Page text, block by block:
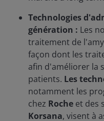
Technologies
génération : Les
traitement de
façon dont les
afin d'améliorer la
patients. Les
notamment les
chez Roche et des
Korsana, visent à